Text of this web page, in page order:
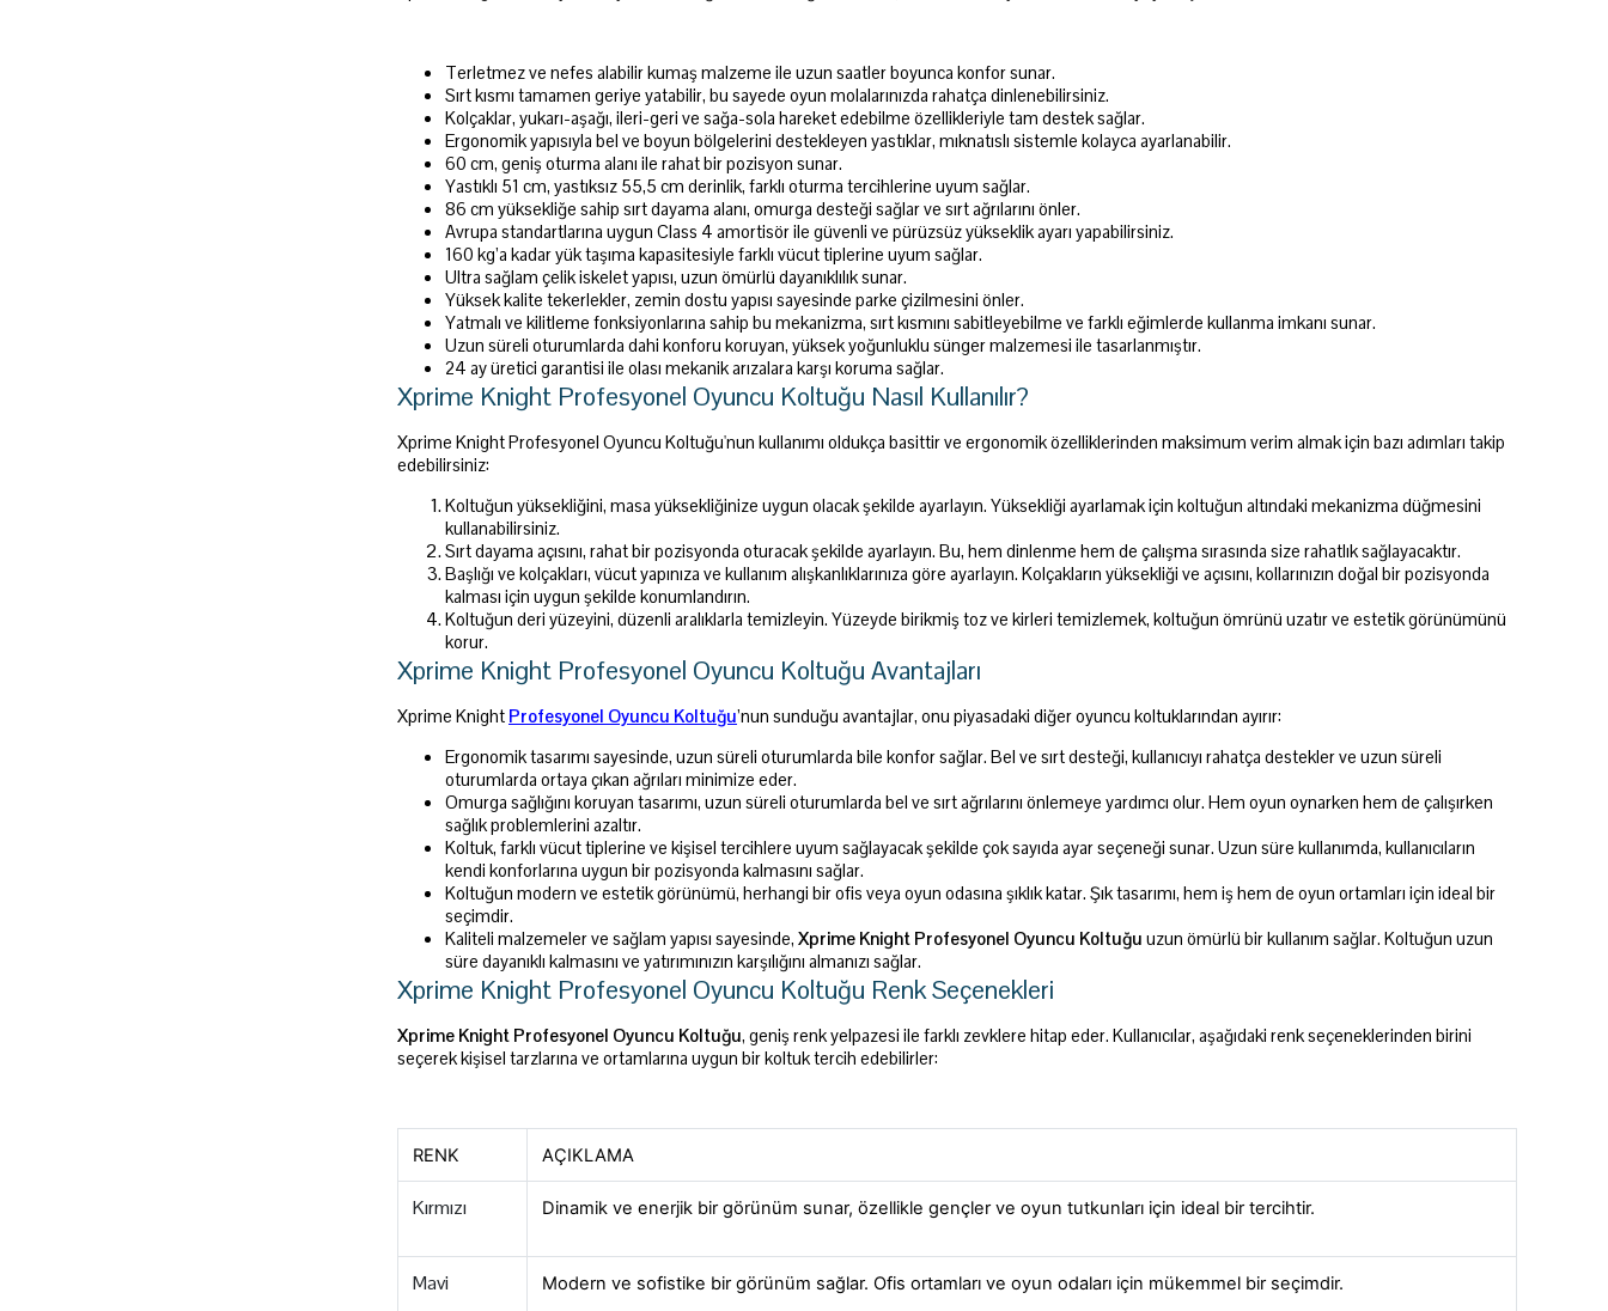
Terletmez ve nefes alabilir kumaş malzeme ile uzun saatler boyunca konfor sunar.
Sırt kısmı tamamen geriye yatabilir, bu sayede oyun molalarınızda rahatça dinlenebilirsiniz.
Kolçaklar, yukarı-aşağı, ileri-geri ve sağa-sola hareket edebilme özellikleriyle tam destek sağlar.
Ergonomik yapısıyla bel ve boyun bölgelerini destekleyen yastıklar, mıknatıslı sistemle kolayca ayarlanabilir.
60 cm, geniş oturma alanı ile rahat bir pozisyon sunar.
Yastıklı 51 cm, yastıksız 55,5 cm derinlik, farklı oturma tercihlerine uyum sağlar.
86 cm yüksekliğe sahip sırt dayama alanı, omurga desteği sağlar ve sırt ağrılarını önler.
Avrupa standartlarına uygun Class 4 amortisör ile güvenli ve pürüzsüz yükseklik ayarı yapabilirsiniz.
160 kg’a kadar yük taşıma kapasitesiyle farklı vücut tiplerine uyum sağlar.
Ultra sağlam çelik iskelet yapısı, uzun ömürlü dayanıklılık sunar.
Yüksek kalite tekerlekler, zemin dostu yapısı sayesinde parke çizilmesini önler.
Yatmalı ve kilitleme fonksiyonlarına sahip bu mekanizma, sırt kısmını sabitleyebilme ve farklı eğimlerde kullanma imkanı sunar.
Uzun süreli oturumlarda dahi konforu koruyan, yüksek yoğunluklu sünger malzemesi ile tasarlanmıştır.
24 ay üretici garantisi ile olası mekanik arızalara karşı koruma sağlar.
Xprime Knight Profesyonel Oyuncu Koltuğu Nasıl Kullanılır?
Xprime Knight Profesyonel Oyuncu Koltuğu'nun kullanımı oldukça basittir ve ergonomik özelliklerinden maksimum verim almak için bazı adımları takip
edebilirsiniz:
Koltuğun yüksekliğini, masa yüksekliğinize uygun olacak şekilde ayarlayın. Yüksekliği ayarlamak için koltuğun altındaki mekanizma düğmesini
kullanabilirsiniz.
Sırt dayama açısını, rahat bir pozisyonda oturacak şekilde ayarlayın. Bu, hem dinlenme hem de çalışma sırasında size rahatlık sağlayacaktır.
Başlığı ve kolçakları, vücut yapınıza ve kullanım alışkanlıklarınıza göre ayarlayın. Kolçakların yüksekliği ve açısını, kollarınızın doğal bir pozisyonda
kalması için uygun şekilde konumlandırın.
Koltuğun deri yüzeyini, düzenli aralıklarla temizleyin. Yüzeyde birikmiş toz ve kirleri temizlemek, koltuğun ömrünü uzatır ve estetik görünümünü
korur.
Xprime Knight Profesyonel Oyuncu Koltuğu Avantajları
Xprime Knight Profesyonel Oyuncu Koltuğu’nun sunduğu avantajlar, onu piyasadaki diğer oyuncu koltuklarından ayırır:
Ergonomik tasarımı sayesinde, uzun süreli oturumlarda bile konfor sağlar. Bel ve sırt desteği, kullanıcıyı rahatça destekler ve uzun süreli
oturumlarda ortaya çıkan ağrıları minimize eder.
Omurga sağlığını koruyan tasarımı, uzun süreli oturumlarda bel ve sırt ağrılarını önlemeye yardımcı olur. Hem oyun oynarken hem de çalışırken
sağlık problemlerini azaltır.
Koltuk, farklı vücut tiplerine ve kişisel tercihlere uyum sağlayacak şekilde çok sayıda ayar seçeneği sunar. Uzun süre kullanımda, kullanıcıların
kendi konforlarına uygun bir pozisyonda kalmasını sağlar.
Koltuğun modern ve estetik görünümü, herhangi bir ofis veya oyun odasına şıklık katar. Şık tasarımı, hem iş hem de oyun ortamları için ideal bir
seçimdir.
Kaliteli malzemeler ve sağlam yapısı sayesinde, Xprime Knight Profesyonel Oyuncu Koltuğu uzun ömürlü bir kullanım sağlar. Koltuğun uzun
süre dayanıklı kalmasını ve yatırımınızın karşılığını almanızı sağlar.
Xprime Knight Profesyonel Oyuncu Koltuğu Renk Seçenekleri
Xprime Knight Profesyonel Oyuncu Koltuğu, geniş renk yelpazesi ile farklı zevklere hitap eder. Kullanıcılar, aşağıdaki renk seçeneklerinden birini
seçerek kişisel tarzlarına ve ortamlarına uygun bir koltuk tercih edebilirler:
RENK AÇIKLAMA
Kırmızı Dinamik ve enerjik bir görünüm sunar, özellikle gençler ve oyun tutkunları için ideal bir tercihtir.
Mavi Modern ve sofistike bir görünüm sağlar. Ofis ortamları ve oyun odaları için mükemmel bir seçimdir.